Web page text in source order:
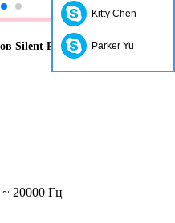
Silent Party Наушники
~ 20000 Гц
Kitty Chen
Parker Yu